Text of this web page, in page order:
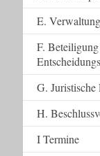
E.
F.
G. Juristische
H.
I Termine